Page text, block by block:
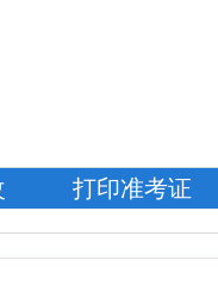
打印准考证